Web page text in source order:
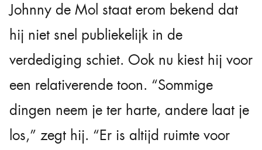
Johnny de Mol staat erom bekend dat
hij niet snel publiekelijk in de
verdediging schiet. Ook nu kiest hij voor
een relativerende toon. “Sommige
dingen neem je ter harte, andere laat je
los,” zegt hij. “Er is altijd ruimte voor